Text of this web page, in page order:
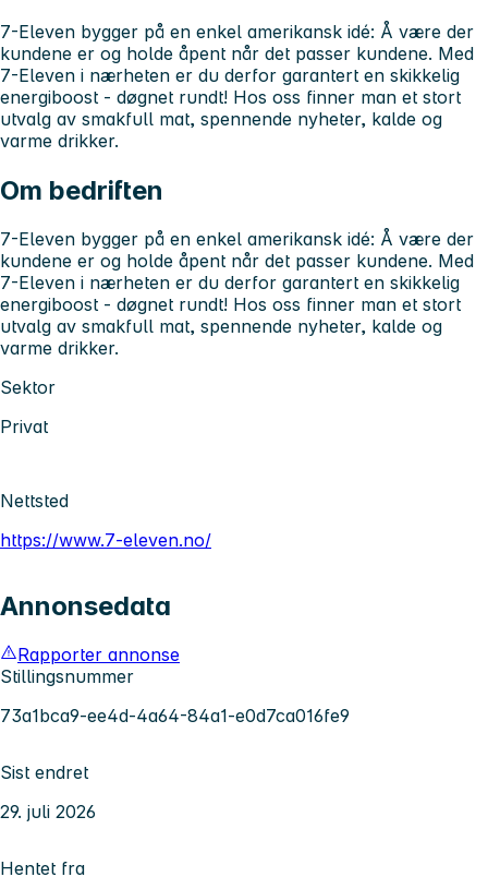
7-Eleven bygger på en enkel amerikansk idé: Å være der
kundene er og holde åpent når det passer kundene. Med
7-Eleven i nærheten er du derfor garantert en skikkelig
energiboost - døgnet rundt! Hos oss finner man et stort
utvalg av smakfull mat, spennende nyheter, kalde og
varme drikker.
Om bedriften
7-Eleven bygger på en enkel amerikansk idé: Å være der
kundene er og holde åpent når det passer kundene. Med
7-Eleven i nærheten er du derfor garantert en skikkelig
energiboost - døgnet rundt! Hos oss finner man et stort
utvalg av smakfull mat, spennende nyheter, kalde og
varme drikker.
Sektor
Privat
Nettsted
https://www.7-eleven.no/
Annonsedata
Rapporter annonse
Stillingsnummer
73a1bca9-ee4d-4a64-84a1-e0d7ca016fe9
Sist endret
29. juli 2026
Hentet fra